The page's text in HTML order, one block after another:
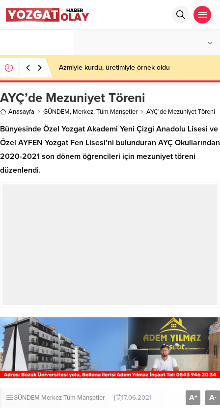
Azmiyle kurdu, üretimiyle örnek oldu
AYÇ’de Mezuniyet Töreni
Anasayfa GÜNDEM, Merkez,Tüm Manşetler AYÇ’de Mezuniyet Töreni
Bünyesinde Özel Yozgat Akademi Yeni Çizgi Anadolu Lisesi ve
Özel AYFEN Yozgat Fen Lisesi’ni bulunduran AYÇ Okullarından
2020-2021 son dönem öğrencileri için mezuniyet töreni
düzenlendi.
GÜNDEM MerkezTüm Manşetler 17.06.2021 A+ A-